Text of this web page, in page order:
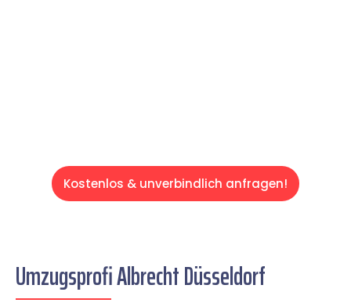
Kostenlos & unverbindlich anfragen!
Umzugsprofi Albrecht Düsseldorf